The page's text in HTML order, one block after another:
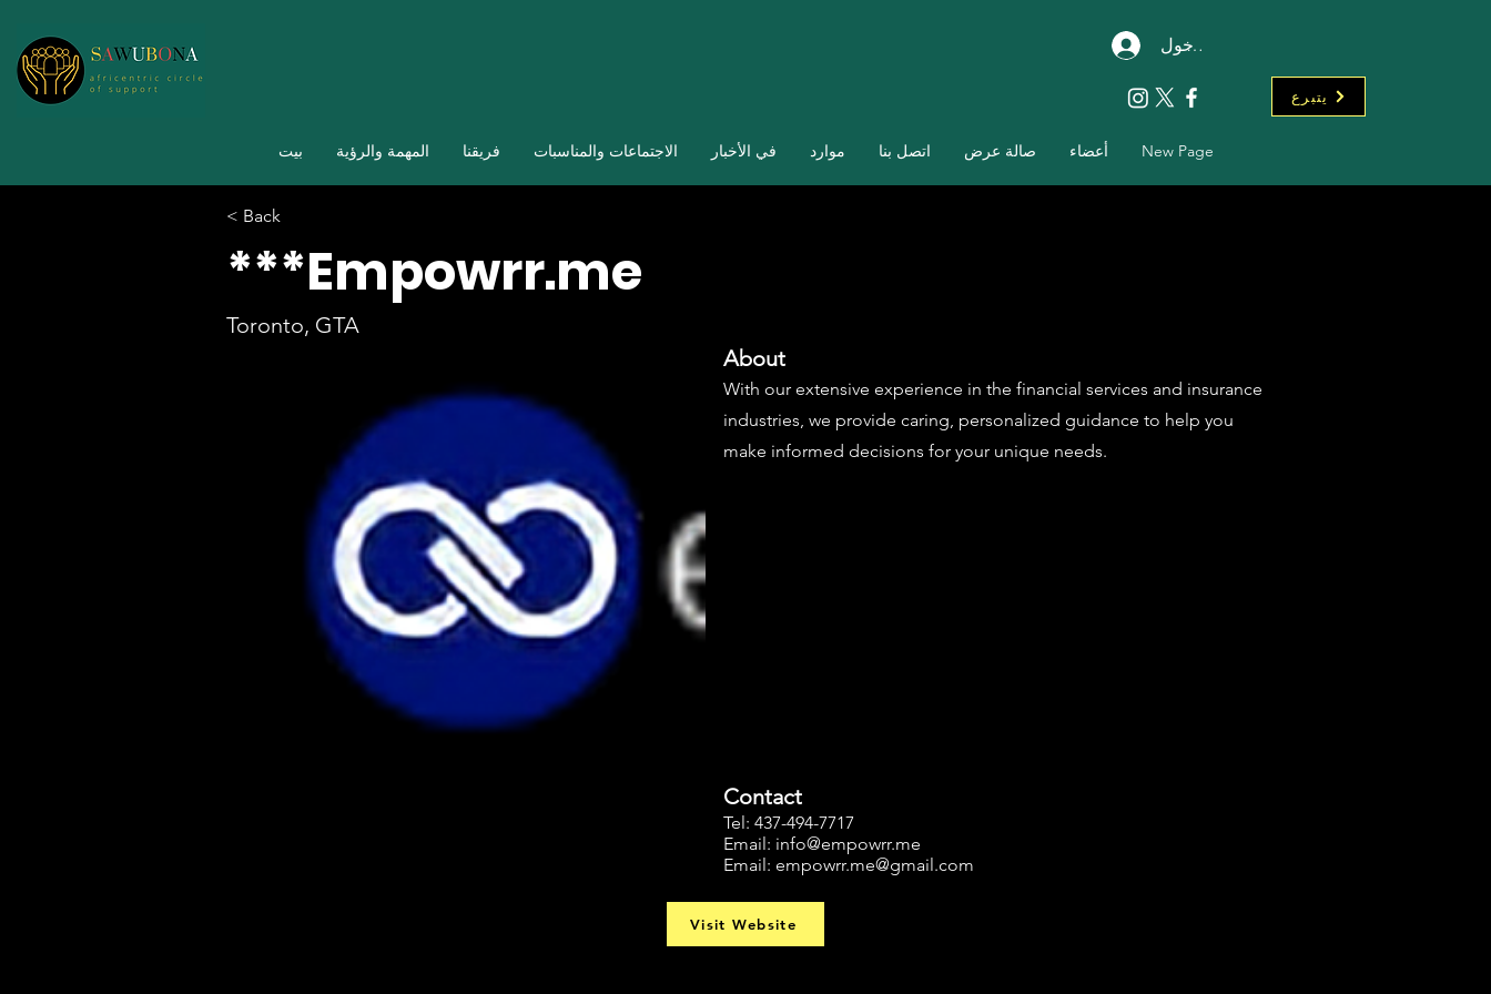
تسجيل الدخول
يتبرع
بيت المهمة والرؤية فريقنا الاجتماعات والمناسبات في الأخبار موارد اتصل بنا صالة عرض أعضاء New Page
< Back
***Empowrr.me
Toronto, GTA
About
With our extensive experience in the financial services and insurance
industries, we provide caring, personalized guidance to help you
make informed decisions for your unique needs.
Contact
Tel: 437-494-7717
Email: info@empowrr.me
Email: empowrr.me@gmail.com
Visit Website